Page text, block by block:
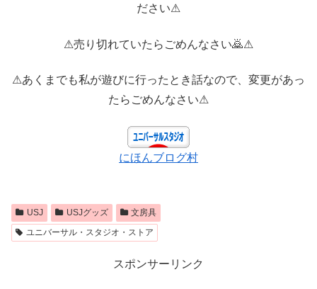
ださい⚠
⚠売り切れていたらごめんなさい🙇⚠
⚠あくまでも私が遊びに行ったとき話なので、変更があっ
たらごめんなさい⚠
にほんブログ村
USJ USJグッズ
文房具
ユニバーサル・スタジオ・ストア
スポンサーリンク